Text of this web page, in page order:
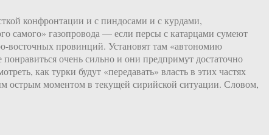
конфронтации и с пиндосами и с курдами,
самого» газопровода — если персы с катарцами сумеют
восточных провинций. Установят там «автономию
очень сильно и они предпримут достаточно
как турки будут «передавать» власть в этих частях
острым моментом в текущей сирийской ситуации. Словом,